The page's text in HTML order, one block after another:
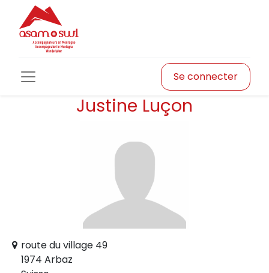
Se connecter
Justine Luçon
route du village 49
1974 Arbaz